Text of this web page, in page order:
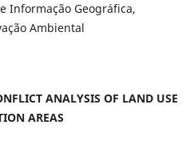
Informação Geográfica,
Ambiental
ANALYSIS OF LAND USE
AREAS